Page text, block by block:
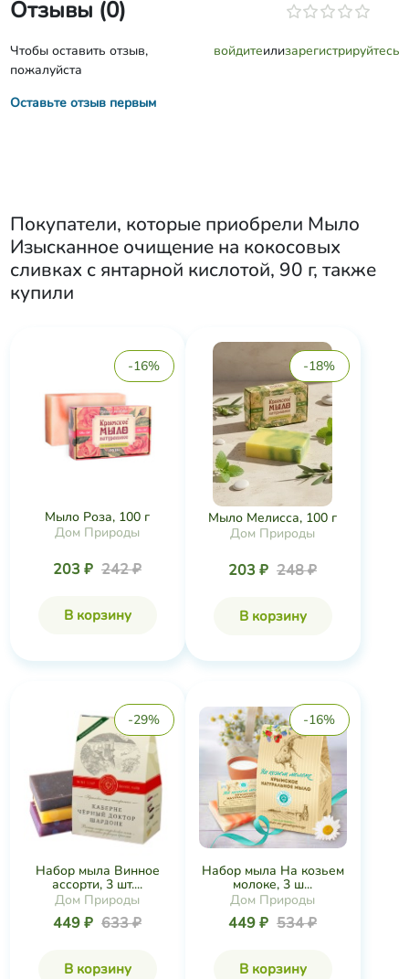
Отзывы (0)
Чтобы оставить отзыв,
пожалуйста
войдитеилизарегистрируйтесь
Оставьте отзыв первым
Покупатели, которые приобрели Мыло
Изысканное очищение на кокосовых
сливках с янтарной кислотой, 90 г, также
купили
-16%
Мыло Роза, 100 г
Дом Природы
203 ₽ 242 ₽
В корзину
-18%
Мыло Мелисса, 100 г
Дом Природы
203 ₽ 248 ₽
В корзину
-29%
Набор мыла Винное
ассорти, 3 шт....
Дом Природы
449 ₽ 633 ₽
В корзину
-16%
Набор мыла На козьем
молоке, 3 ш...
Дом Природы
449 ₽ 534 ₽
В корзину